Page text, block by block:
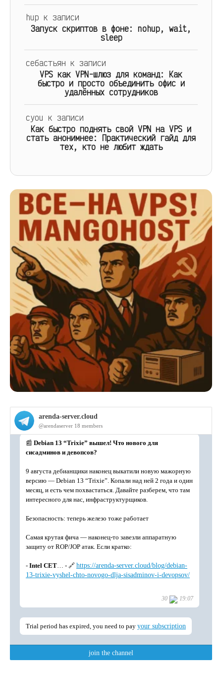
hup к записи
Запуск скриптов в фоне: nohup, wait,
sleep
себастьян к записи
VPS как VPN-шлюз для команд: Как
быстро и просто объединить офис и
удалённых сотрудников
cyou к записи
Как быстро поднять свой VPN на VPS и
стать анонимнее: Практический гайд для
тех, кто не любит ждать